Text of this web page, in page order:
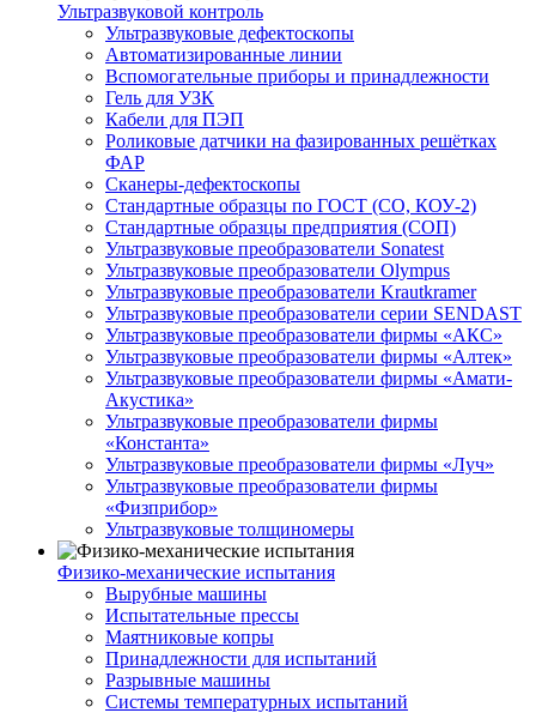
Ультразвуковой контроль
Ультразвуковые дефектоскопы
Автоматизированные линии
Вспомогательные приборы и принадлежности
Гель для УЗК
Кабели для ПЭП
Роликовые датчики на фазированных решётках
ФАР
Сканеры-дефектоскопы
Стандартные образцы по ГОСТ (СО, КОУ-2)
Стандартные образцы предприятия (СОП)
Ультразвуковые преобразователи Sonatest
Ультразвуковые преобразователи Olympus
Ультразвуковые преобразователи Krautkramer
Ультразвуковые преобразователи серии SENDAST
Ультразвуковые преобразователи фирмы «АКС»
Ультразвуковые преобразователи фирмы «Алтек»
Ультразвуковые преобразователи фирмы «Амати-
Акустика»
Ультразвуковые преобразователи фирмы
«Константа»
Ультразвуковые преобразователи фирмы «Луч»
Ультразвуковые преобразователи фирмы
«Физприбор»
Ультразвуковые толщиномеры
Физико-механические испытания
Вырубные машины
Испытательные прессы
Маятниковые копры
Принадлежности для испытаний
Разрывные машины
Системы температурных испытаний